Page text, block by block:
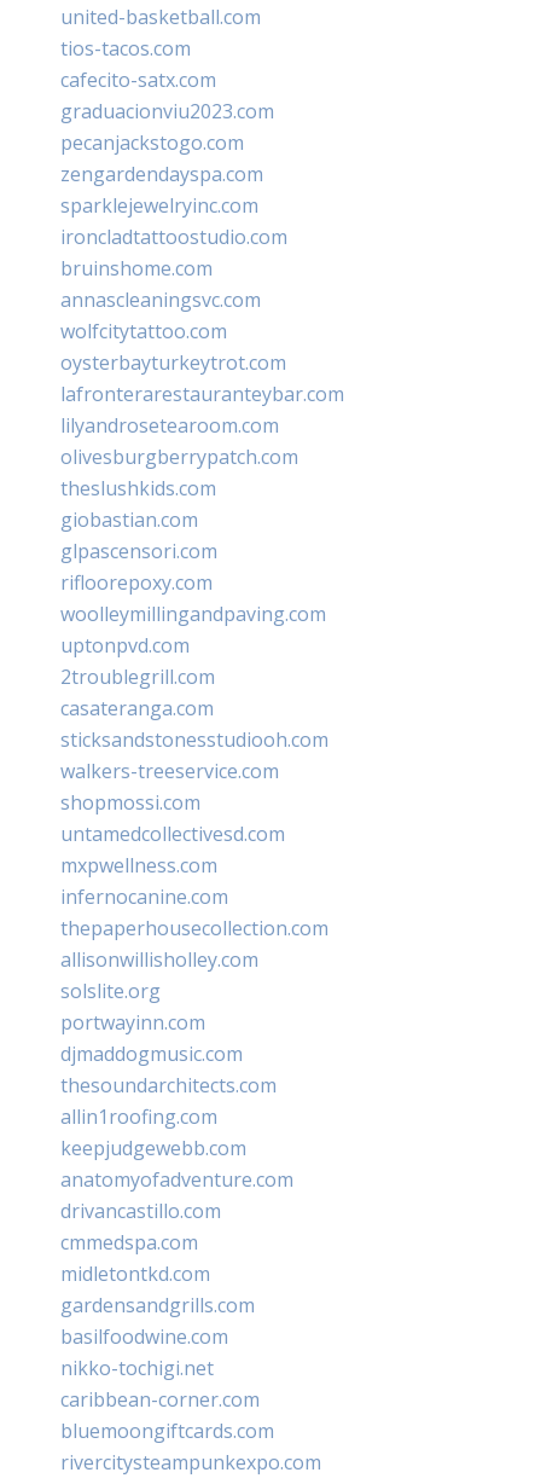
united-basketball.com
tios-tacos.com
cafecito-satx.com
graduacionviu2023.com
pecanjackstogo.com
zengardendayspa.com
sparklejewelryinc.com
ironcladtattoostudio.com
bruinshome.com
annascleaningsvc.com
wolfcitytattoo.com
oysterbayturkeytrot.com
lafronterarestauranteybar.com
lilyandrosetearoom.com
olivesburgberrypatch.com
theslushkids.com
giobastian.com
glpascensori.com
rifloorepoxy.com
woolleymillingandpaving.com
uptonpvd.com
2troublegrill.com
casateranga.com
sticksandstonesstudiooh.com
walkers-treeservice.com
shopmossi.com
untamedcollectivesd.com
mxpwellness.com
infernocanine.com
thepaperhousecollection.com
allisonwillisholley.com
solslite.org
portwayinn.com
djmaddogmusic.com
thesoundarchitects.com
allin1roofing.com
keepjudgewebb.com
anatomyofadventure.com
drivancastillo.com
cmmedspa.com
midletontkd.com
gardensandgrills.com
basilfoodwine.com
nikko-tochigi.net
caribbean-corner.com
bluemoongiftcards.com
rivercitysteampunkexpo.com